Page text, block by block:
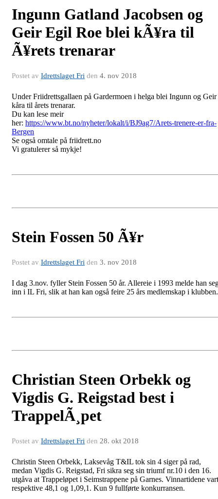
Ingunn Gatland Jacobsen og
Geir Egil Roe blei kÃ¥ra til
Ã¥rets trenarar
Postet av Idrettslaget Fri den 4. nov 2018
Under Friidrettsgallaen på Gardermoen i helga blei Ingunn og Geir
kåra til årets trenarar.
Du kan lese meir
her: https://www.bt.no/nyheter/lokalt/i/BJ9ag7/Arets-trenere-er-fra-
Bergen
Se også omtale på friidrett.no
Vi gratulerer så mykje!
Stein Fossen 50 Ã¥r
Postet av Idrettslaget Fri den 3. nov 2018
I dag 3.nov. fyller Stein Fossen 50 år. Allereie i 1993 melde han
inn i IL Fri, slik at han kan også feire 25 års medlemskap i
Christian Steen Orbekk og
Vigdis G. Reigstad best i
TrappelÃ¸pet
Postet av Idrettslaget Fri den 28. okt 2018
Christin Steen Orbekk, Laksevåg T&IL tok sin 4 siger på rad,
medan Vigdis G. Reigstad, Fri sikra seg sin triumf nr.10 i den 16.
utgåva at Trappeløpet i Seimstrappene på Garnes. Vinnartidene vart
respektive 48,1 og 1,09,1. Kun 9 fullførte konkurransen.